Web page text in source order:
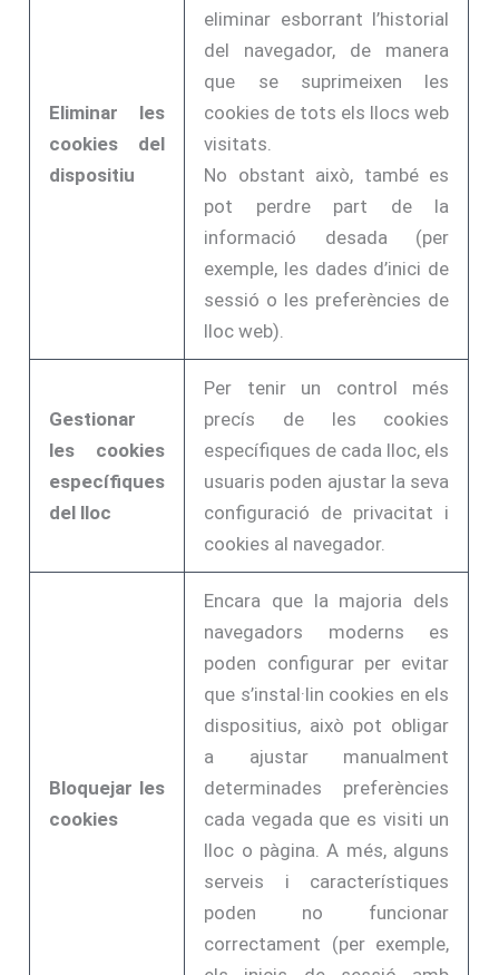
Eliminar les
cookies del
dispositiu
eliminar esborrant l’historial
del navegador, de manera
que se suprimeixen les
cookies de tots els llocs web
visitats.
No obstant això, també es
pot perdre part de la
informació desada (per
exemple, les dades d’inici de
sessió o les preferències de
lloc web).
Gestionar
les cookies
específiques
del lloc
Per tenir un control més
precís de les cookies
específiques de cada lloc, els
usuaris poden ajustar la seva
configuració de privacitat i
cookies al navegador.
Bloquejar les
cookies
Encara que la majoria dels
navegadors moderns es
poden configurar per evitar
que s’instal·lin cookies en els
dispositius, això pot obligar
a ajustar manualment
determinades preferències
cada vegada que es visiti un
lloc o pàgina. A més, alguns
serveis i característiques
poden no funcionar
correctament (per exemple,